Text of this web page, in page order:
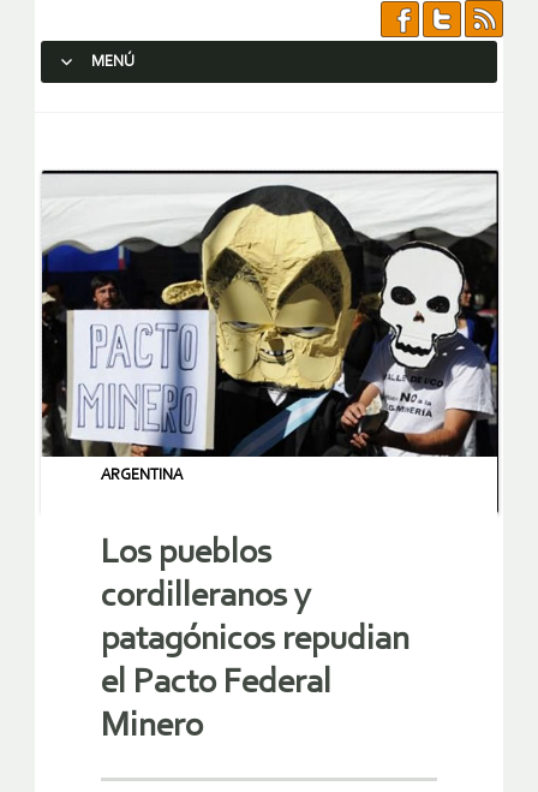
MENÚ
ARGENTINA
Los pueblos
cordilleranos y
patagónicos repudian
el Pacto Federal
Minero